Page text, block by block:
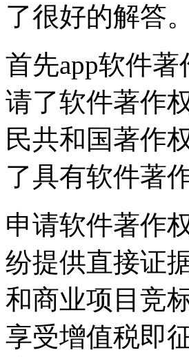
了很好的解答
首先app软件
请了软件著作
民共和国著作
了具有软件著
申请软件著作
纷提供直接证
和商业项目竞
享受增值税即